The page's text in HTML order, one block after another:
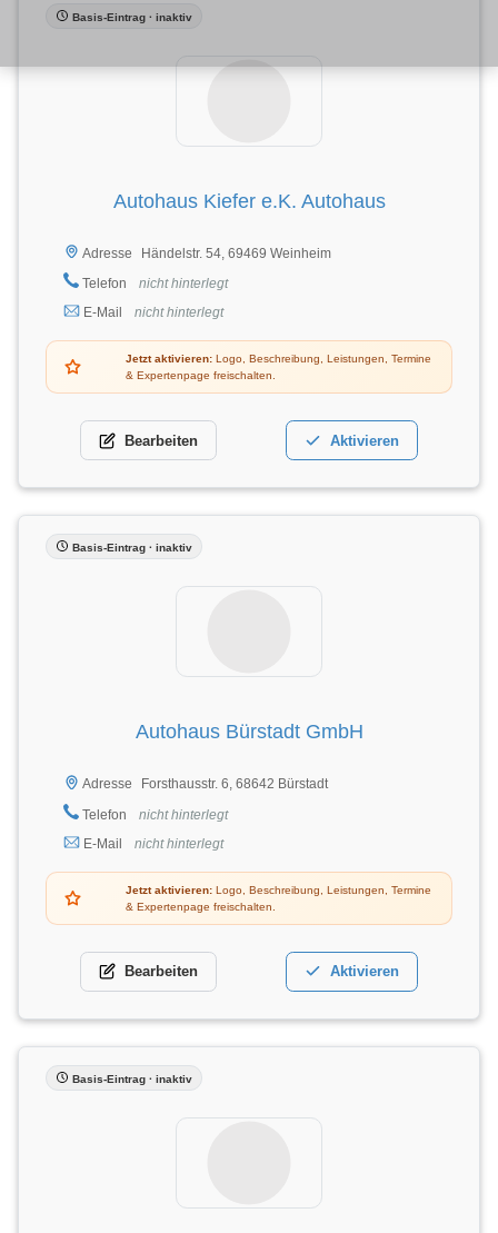
Basis-Eintrag · inaktiv
Autohaus Kiefer e.K. Autohaus
Adresse
Händelstr. 54, 69469 Weinheim
Telefon
nicht hinterlegt
E-Mail
nicht hinterlegt
Jetzt aktivieren: Logo, Beschreibung, Leistungen, Termine
& Expertenpage freischalten.
Bearbeiten Aktivieren
Basis-Eintrag · inaktiv
Autohaus Bürstadt GmbH
Adresse
Forsthausstr. 6, 68642 Bürstadt
Telefon
nicht hinterlegt
E-Mail
nicht hinterlegt
Jetzt aktivieren: Logo, Beschreibung, Leistungen, Termine
& Expertenpage freischalten.
Bearbeiten Aktivieren
Basis-Eintrag · inaktiv